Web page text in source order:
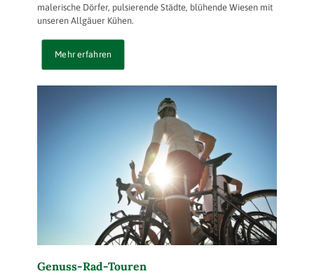
malerische Dörfer, pulsierende Städte, blühende Wiesen mit
unseren Allgäuer Kühen.
Mehr erfahren
Genuss-Rad-Touren